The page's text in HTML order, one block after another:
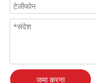
जमा करना